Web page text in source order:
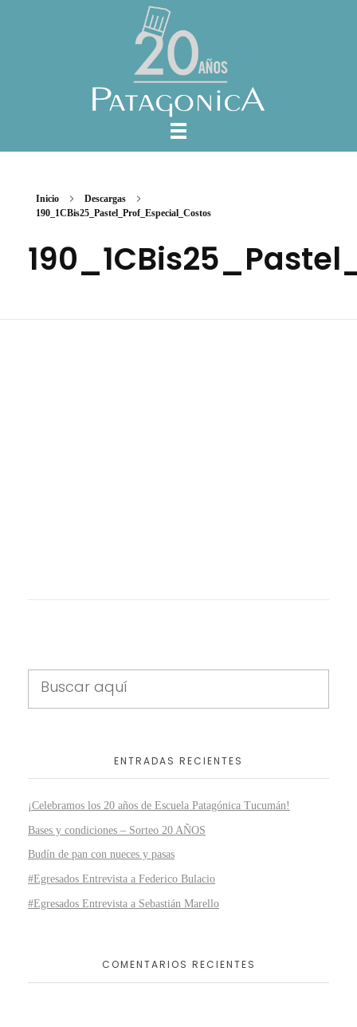
Inicio
Descargas
190_1CBis25_Pastel_Prof_Especial_Costos
ENTRADAS RECIENTES
¡Celebramos los 20 años de Escuela Patagónica Tucumán!
Bases y condiciones – Sorteo 20 AÑOS
Budín de pan con nueces y pasas
#Egresados Entrevista a Federico Bulacio
#Egresados Entrevista a Sebastián Marello
COMENTARIOS RECIENTES